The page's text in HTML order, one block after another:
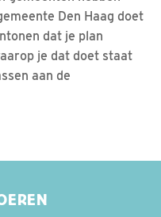
Den Haag doet
dat je plan
je dat doet staat
aan de